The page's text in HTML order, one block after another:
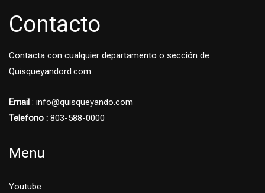
Contacto
Contacta con cualquier departamento o sección de
Quisqueyandord.com
Email : info@quisqueyando.com
Telefono : 803-588-0000
Menu
Youtube